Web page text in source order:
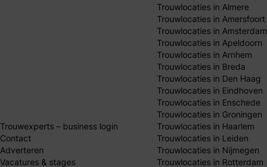
Trouwexperts – business login
Contact
Adverteren
Vacatures & stages
Trouwlocaties in Almere
Trouwlocaties in Amersfoort
Trouwlocaties in Amsterdam
Trouwlocaties in Apeldoorn
Trouwlocaties in Arnhem
Trouwlocaties in Breda
Trouwlocaties in Den Haag
Trouwlocaties in Eindhoven
Trouwlocaties in Enschede
Trouwlocaties in Groningen
Trouwlocaties in Haarlem
Trouwlocaties in Leiden
Trouwlocaties in Nijmegen
Trouwlocaties in Rotterdam